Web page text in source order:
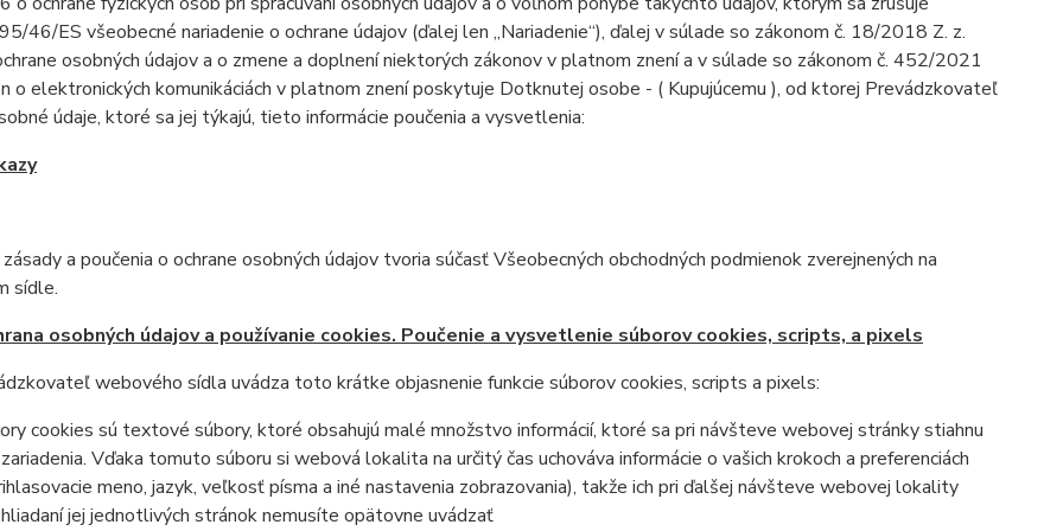
46/ES všeobecné nariadenie o ochrane údajov (ďalej len „Nariadenie“), ďalej v súlade so zákonom č. 18/2018 Z. z.
osobných údajov a o zmene a doplnení niektorých zákonov v platnom znení a v súlade so zákonom č. 452/2021
o elektronických komunikáciách v platnom znení poskytuje Dotknutej osobe - ( Kupujúcemu ), od ktorej Prevádzkovateľ
údaje, ktoré sa jej týkajú, tieto informácie poučenia a vysvetlenia:
a poučenia o ochrane osobných údajov tvoria súčasť Všeobecných obchodných podmienok zverejnených na
sídle.
osobných údajov a používanie cookies. Poučenie a vysvetlenie súborov cookies, scripts, a pixels
webového sídla uvádza toto krátke objasnenie funkcie súborov cookies, scripts a pixels:
cookies sú textové súbory, ktoré obsahujú malé množstvo informácií, ktoré sa pri návšteve webovej stránky stiahnu
Vďaka tomuto súboru si webová lokalita na určitý čas uchováva informácie o vašich krokoch a preferenciách
meno, jazyk, veľkosť písma a iné nastavenia zobrazovania), takže ich pri ďalšej návšteve webovej lokality
jej jednotlivých stránok nemusíte opätovne uvádzať